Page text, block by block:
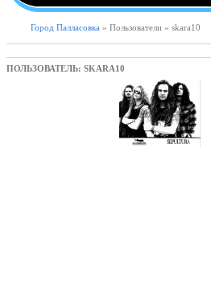
Город Палласовка » Пользователи » skara10
ПОЛЬЗОВАТЕЛЬ: SKARA10